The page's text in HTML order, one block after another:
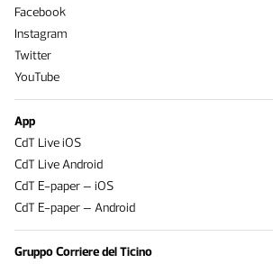
Facebook
Instagram
Twitter
YouTube
App
CdT Live iOS
CdT Live Android
CdT E-paper – iOS
CdT E-paper – Android
Gruppo Corriere del Ticino